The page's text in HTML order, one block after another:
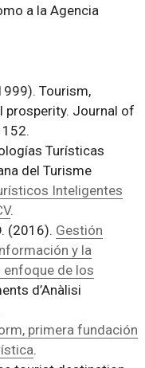
a la Agencia
Tourism,
prosperity. Journal of
Turísticas
del Turisme
Inteligentes
.
(2016). Gestión
y la
enfoque de los
d’Anàlisi
primera fundación
.